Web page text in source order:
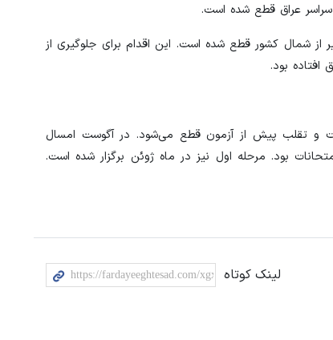
عراق قطع شده است.
شمال کشور قطع شده است. این اقدام برای جلوگیری از
بود.
و تقلب پیش از آزمون قطع می‌شود. در آگوست امسال
بود. مرحله اول نیز در ماه ژوئن برگزار شده است.
لینک کوتاه